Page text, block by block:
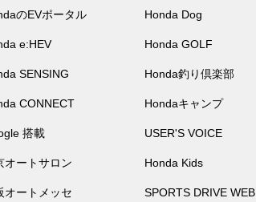
のEVポータル
e:HEV
SENSING
CONNECT
搭載
オートサロン
オートメッセ
Honda Dog
Honda GOLF
Honda釣り倶楽部
Hondaキャンプ
USER'S VOICE
Honda Kids
SPORTS DRIVE WEB